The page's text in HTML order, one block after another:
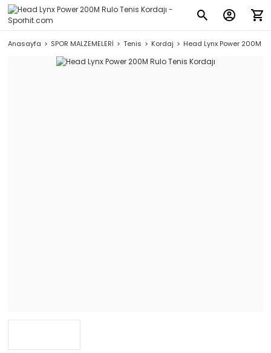
Anasayfa SPOR MALZEMELERİ Tenis Kordaj Head Lynx Power 200M